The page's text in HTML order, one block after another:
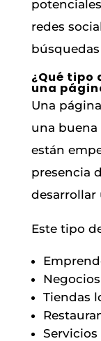
redes
¿Qué tipo
una
Una
una
están
presencia
desarrollar
Este tipo
Tiendas